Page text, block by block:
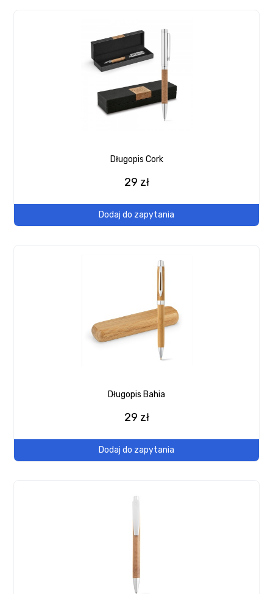
Długopis Cork
29 zł
Dodaj do zapytania
Długopis Bahia
29 zł
Dodaj do zapytania